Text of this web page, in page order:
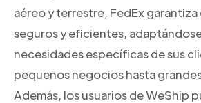
aéreo y terrestre, FedEx
seguros y eficientes,
necesidades específicas de sus
pequeños negocios hasta
Además, los usuarios de WeShip